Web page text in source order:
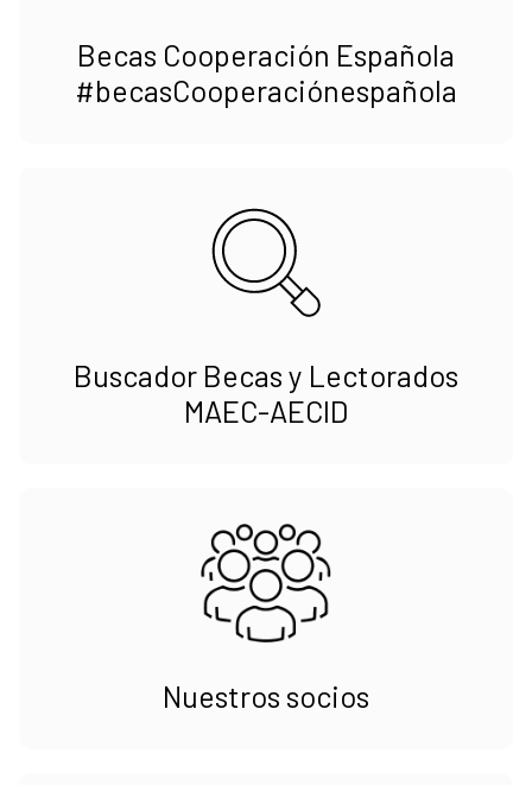
Becas Cooperación Española
#becasCooperaciónespañola
Buscador Becas y Lectorados
MAEC-AECID
Nuestros socios